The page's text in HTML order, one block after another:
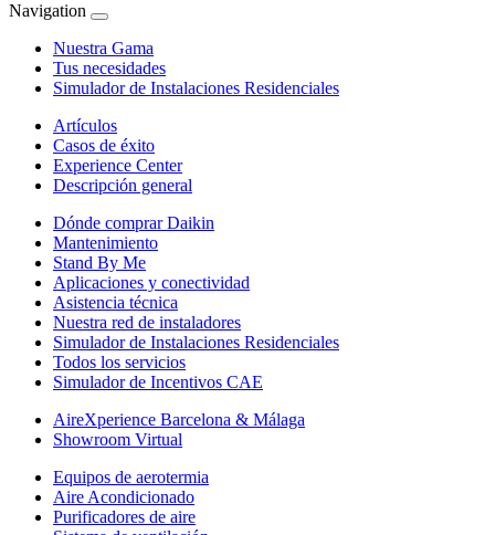
Navigation
Nuestra Gama
Tus necesidades
Simulador de Instalaciones Residenciales
Artículos
Casos de éxito
Experience Center
Descripción general
Dónde comprar Daikin
Mantenimiento
Stand By Me
Aplicaciones y conectividad
Asistencia técnica
Nuestra red de instaladores
Simulador de Instalaciones Residenciales
Todos los servicios
Simulador de Incentivos CAE
AireXperience Barcelona & Málaga
Showroom Virtual
Equipos de aerotermia
Aire Acondicionado
Purificadores de aire